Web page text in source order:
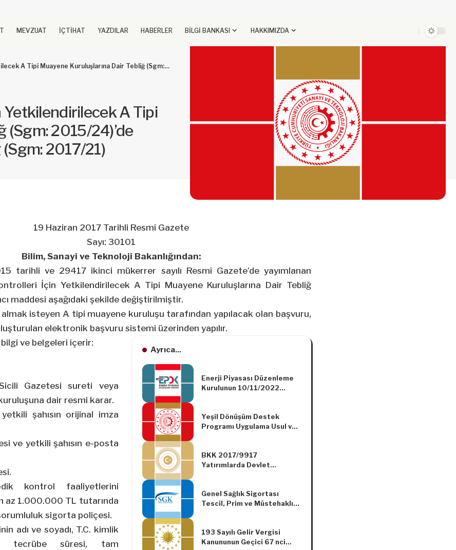
MEVZUAT İÇTİHAT YAZDILAR HABERLER BİLGİ BANKASI HAKKIMIZDA
Dair Tebliğ (Sgm: 2015/24)’de Değişiklik Yapılmasına Dair Tebliğ (Sgm: 2017/21)
A Tipi
(Sgm: 2015/24)’de
(Sgm: 2017/21)
19 Haziran 2017 Tarihli Resmî Gazete
Sayı: 30101
Bilim, Sanayi ve Teknoloji Bakanlığından:
tarihli ve 29417 ikinci mükerrer sayılı Resmî Gazete’de yayımlanan
İçin Yetkilendirilecek A Tipi Muayene Kuruluşlarına Dair Tebliğ
maddesi aşağıdaki şekilde değiştirilmiştir.
almak isteyen A tipi muayene kuruluşu tarafından yapılacak olan başvuru,
elektronik başvuru sistemi üzerinden yapılır.
Ayrıca...
Enerji Piyasası Düzenleme
Kurulunun 10/11/2022
Yeşil Dönüşüm Destek
Programı Uygulama Usul ve
Tebliğ
BKK 2017/9917
Yatırımlarda Devlet
Yapılmasına Dair Karar
Genel Sağlık Sigortası
Tescil, Prim ve Müstehaklık
Yönetmelik
193 Sayılı Gelir Vergisi
Kanununun Geçici 67 nci
bilgi ve belgeleri içerir:
Gazetesi sureti veya
dair resmi karar.
şahısın orijinal imza
ve yetkili şahısın e-posta
kontrol faaliyetlerini
az 1.000.000 TL tutarında
sigorta poliçesi.
adı ve soyadı, T.C. kimlik
tecrübe süresi, tam